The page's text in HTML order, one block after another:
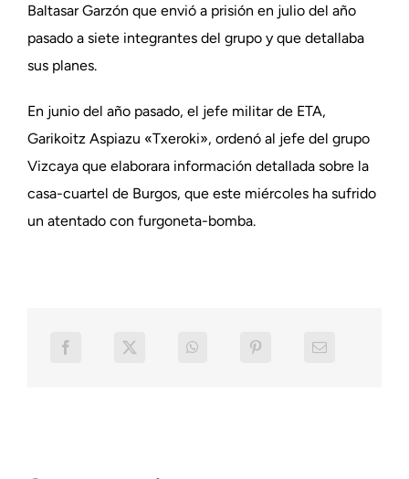
Baltasar Garzón que envió a prisión en julio del año
pasado a siete integrantes del grupo y que detallaba
sus planes.
En junio del año pasado, el jefe militar de ETA,
Garikoitz Aspiazu «Txeroki», ordenó al jefe del grupo
Vizcaya que elaborara información detallada sobre la
casa-cuartel de Burgos, que este miércoles ha sufrido
un atentado con furgoneta-bomba.